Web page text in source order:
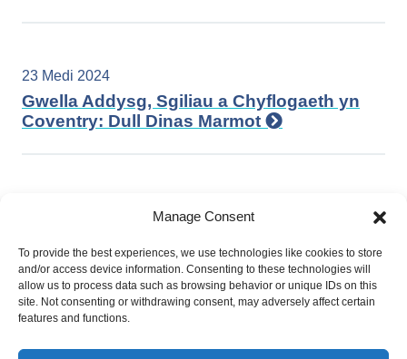
Manage Consent
To provide the best experiences, we use technologies like cookies to store
and/or access device information. Consenting to these technologies will
allow us to process data such as browsing behavior or unique IDs on this
site. Not consenting or withdrawing consent, may adversely affect certain
features and functions.
23 Medi 2024
Gwella Addysg, Sgiliau a Chyflogaeth yn
Coventry: Dull Dinas Marmot
Fframweithiau ac Offer i helpu i ddatblygu
ymagwedd strategol